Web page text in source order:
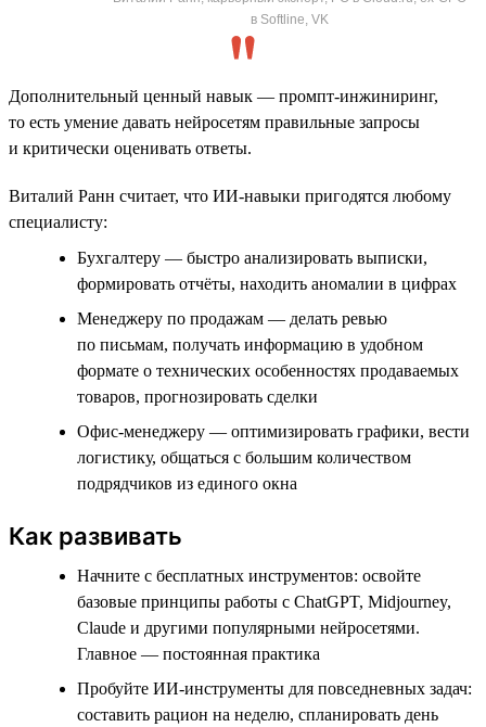
в Softline, VK
Дополнительный ценный навык — промпт-инжиниринг,
то есть умение давать нейросетям правильные запросы
и критически оценивать ответы.
Виталий Ранн считает, что ИИ-навыки пригодятся любому
специалисту:
Бухгалтеру — быстро анализировать выписки,
формировать отчёты, находить аномалии в цифрах
Менеджеру по продажам — делать ревью
по письмам, получать информацию в удобном
формате о технических особенностях продаваемых
товаров, прогнозировать сделки
Офис-менеджеру — оптимизировать графики, вести
логистику, общаться с большим количеством
подрядчиков из единого окна
Как развивать
Начните с бесплатных инструментов: освойте
базовые принципы работы с ChatGPT, Midjourney,
Claude и другими популярными нейросетями.
Главное — постоянная практика
Пробуйте ИИ-инструменты для повседневных задач:
составить рацион на неделю, спланировать день